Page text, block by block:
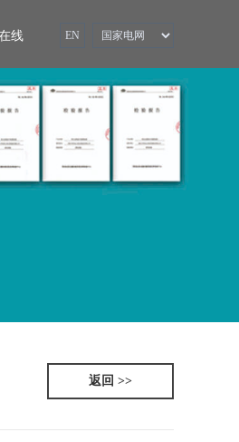
EN
线
返回 >>